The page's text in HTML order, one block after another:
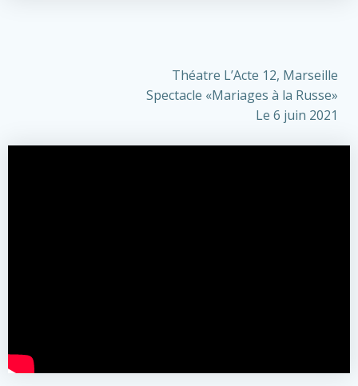
Théatre L’Acte 12, Marseille
Spectacle «Mariages à la Russe»
Le 6 juin 2021